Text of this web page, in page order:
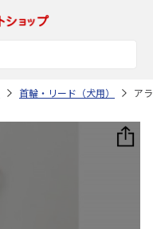
首輪・リード（犬用） ア